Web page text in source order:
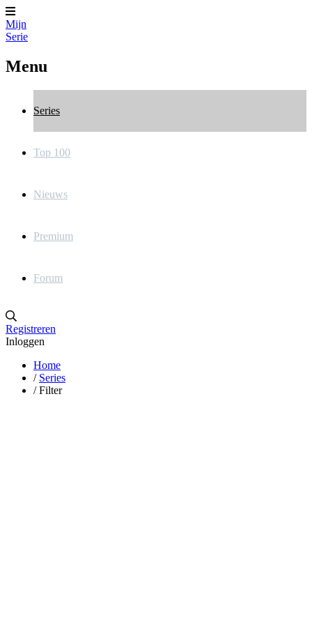
Mijn
Serie
Menu
Series
Top 100
Nieuws
Premium
Forum
Registreren
Inloggen
Home
/ Series
/ Filter